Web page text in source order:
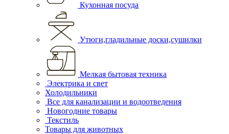
Кухонная посуда
Утюги,гладильные доски,сушилки
Мелкая бытовая техника
Электрика и свет
Холодильники
Все для канализации и водоотведения
Новогодние товары
Текстиль
Товары для животных